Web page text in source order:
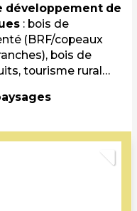
développement de
: bois de
(BRF/copeaux
bois de
tourisme rural…